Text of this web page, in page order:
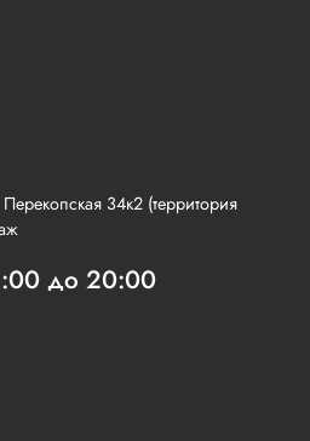
34к2 (территория
до 20:00